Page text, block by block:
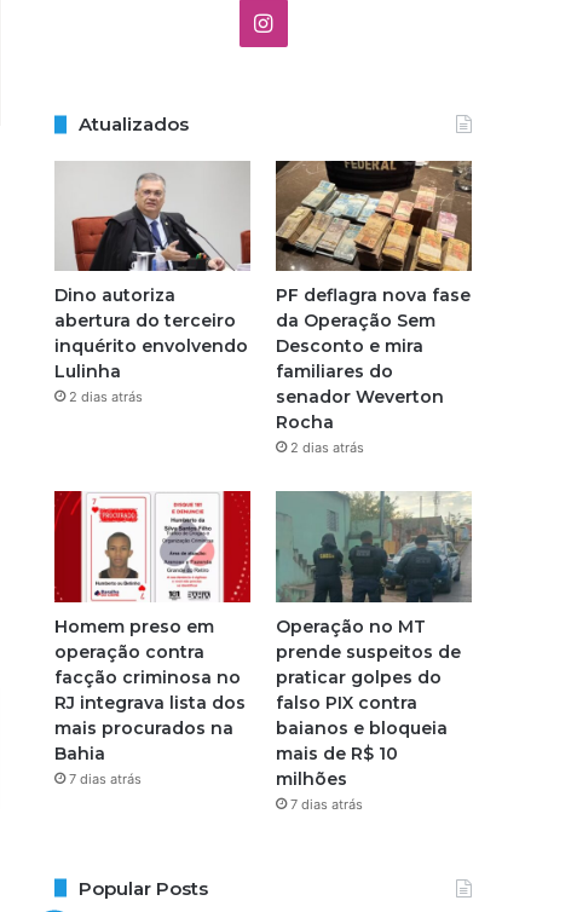
I
t
a
g
r
a
m
Atualizados
Dino autoriza
abertura do terceiro
inquérito envolvendo
Lulinha
2 dias atrás
PF deflagra nova fase
da Operação Sem
Desconto e mira
familiares do
senador Weverton
Rocha
2 dias atrás
Homem preso em
operação contra
facção criminosa no
RJ integrava lista dos
mais procurados na
Bahia
7 dias atrás
Operação no MT
prende suspeitos de
praticar golpes do
falso PIX contra
baianos e bloqueia
mais de R$ 10
milhões
7 dias atrás
Popular Posts